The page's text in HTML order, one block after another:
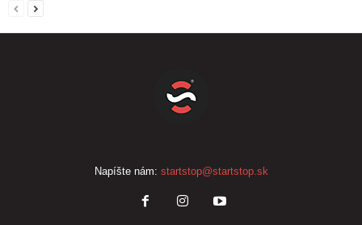
Napíšte nám: startstop@startstop.sk